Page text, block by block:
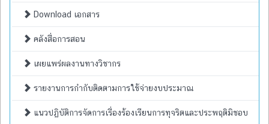
Download เอกสาร
คลังสื่อการสอน
เผยแพร่ผลงานทางวิชากร
รายงานการกำกับติดตามการใช้จ่ายงบประมาณ
แนวปฏิบัติการจัดการเรื่องร้องเรียนการทุจริตและประพฤติมิชอบ